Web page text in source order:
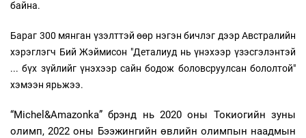
байна.
Бараг 300 мянган үзэлттэй өөр нэгэн бичлэг дээр Австралийн
хэрэглэгч Бий Жэймисон "Деталиуд нь үнэхээр үзэсгэлэнтэй
... бүх зүйлийг үнэхээр сайн бодож боловсруулсан бололтой"
хэмээн ярьжээ.
“Michel&Amazonka” брэнд нь 2020 оны Токиогийн зуны
олимп, 2022 оны Бээжингийн өвлийн олимпын наадмын